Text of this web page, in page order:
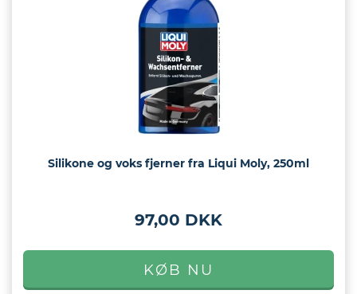
Silikone og voks fjerner fra Liqui Moly, 250ml
97,00 DKK